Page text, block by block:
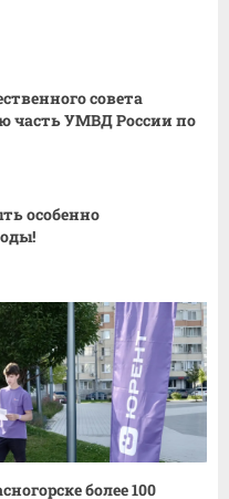
совета
часть УМВД России по
особенно
более 100